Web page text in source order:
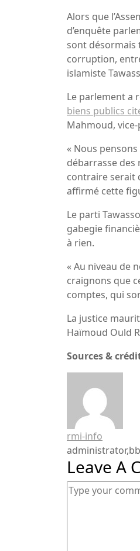
Alors que
d’enquête
sont désormais
corruption,
islamiste
Le parlement a
biens publics
Mahmoud,
« Nous
débarrasse des
contraire serait
affirmé cette
Le parti
gabegie
à rien.
« Au niveau de
craignons que
comptes, qui
La justice
Haïmoud Ould
Sources &
rmi-info
Leave A